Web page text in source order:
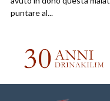
puntare al...